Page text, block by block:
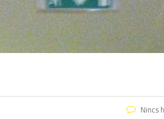
Nincs